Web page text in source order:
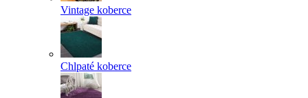
Vintage koberce
Chlpaté koberce